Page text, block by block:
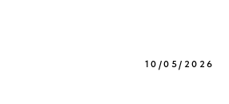
10/05/2026